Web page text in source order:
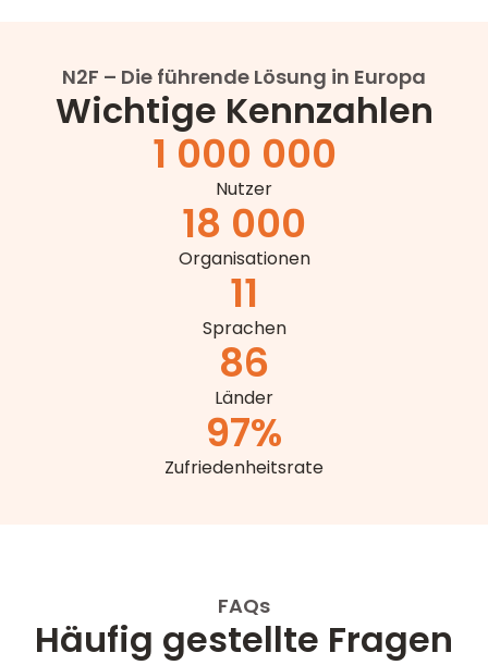
N2F – Die führende Lösung in Europa
Wichtige Kennzahlen
1 000 000
Nutzer
18 000
Organisationen
11
Sprachen
86
Länder
97%
Zufriedenheitsrate
FAQs
Häufig gestellte Fragen